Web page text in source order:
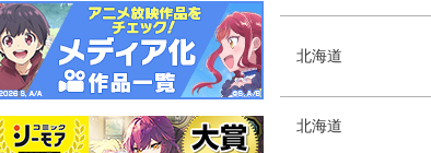
北海道
北海道